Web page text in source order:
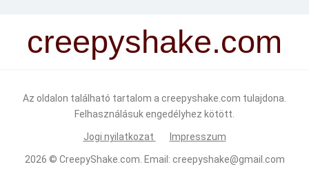
creepyshake.com
Az oldalon található tartalom a creepyshake.com tulajdona.
Felhasználásuk engedélyhez kötött.
Jogi nyilatkozat Impresszum
2026 © CreepyShake.com . Email: creepyshake@gmail.com